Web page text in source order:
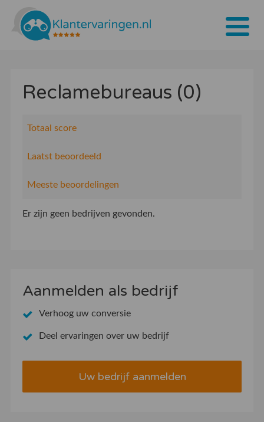
Tarieven
Reclamebureaus (0)
Totaal score
Laatst beoordeeld
Meeste beoordelingen
Er zijn geen bedrijven gevonden.
Aanmelden als bedrijf
Verhoog uw conversie
Deel ervaringen over uw bedrijf
Uw bedrijf aanmelden